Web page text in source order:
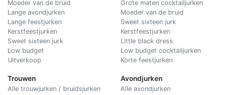
Moeder van de bruid
Lange avondjurken
Lange feestjurken
Kerstfeestjurken
Sweet sixteen jurk
Low budget
Uitverkoop
Trouwen
Alle trouwjurken / bruidsjurken
Grote maten cocktailjurken
Moeder van de bruid
Sweet sixteen jurk
Kerstfeestjurken
Little black dress
Low budget cocktailjurken
Korte feestjurken
Avondjurken
Alle avondjurken